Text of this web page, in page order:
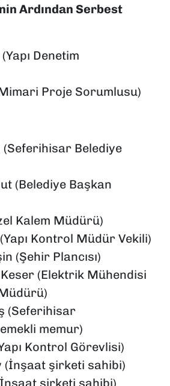
Ardından Serbest
Denetim
Proje Sorumlusu)
(Seferihisar Belediye
(Belediye Başkan
Kalem Müdürü)
Kontrol Müdür Vekili)
(Şehir Plancısı)
(Elektrik Mühendisi
(Seferihisar
memur)
Kontrol Görevlisi)
(İnşaat şirketi sahibi)
şirketi sahibi)